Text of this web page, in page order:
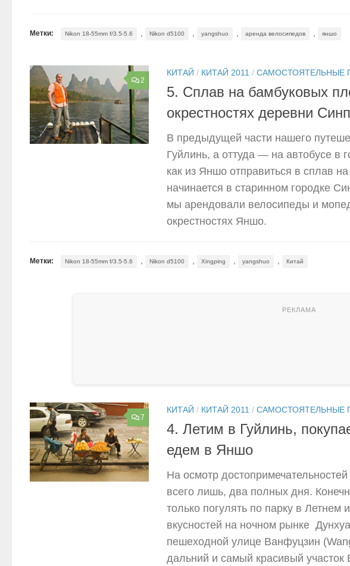
Метки: Nikon 18-55mm f/3.5-5.6 Nikon d5100 yangshuo аренда велосипедов яншо
2
КИТАЙ / КИТАЙ 2011 / САМОСТОЯТЕЛЬНЫЕ
5. Сплав на бамбуковых
окрестностях деревни
В предыдущей части нашего
Гуйлинь, а оттуда — на автобусе в
как из Яншо отправиться в сплав
начинается в старинном городке
мы арендовали велосипеды и
окрестностях Яншо.
Метки: Nikon 18-55mm f/3.5-5.6 Nikon d5100 Xingping yangshuo Китай
7
КИТАЙ / КИТАЙ 2011 / САМОСТОЯТЕЛЬНЫЕ
4. Летим в Гуйлинь,
едем в Яншо
На осмотр
всего лишь, два полных дня.
только погулять по парку в Летнем
вкусностей на ночном рынке
пешеходной улице Ванфуцзин
дальний и самый красивый